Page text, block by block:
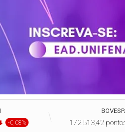
-0,08% 172.513,42